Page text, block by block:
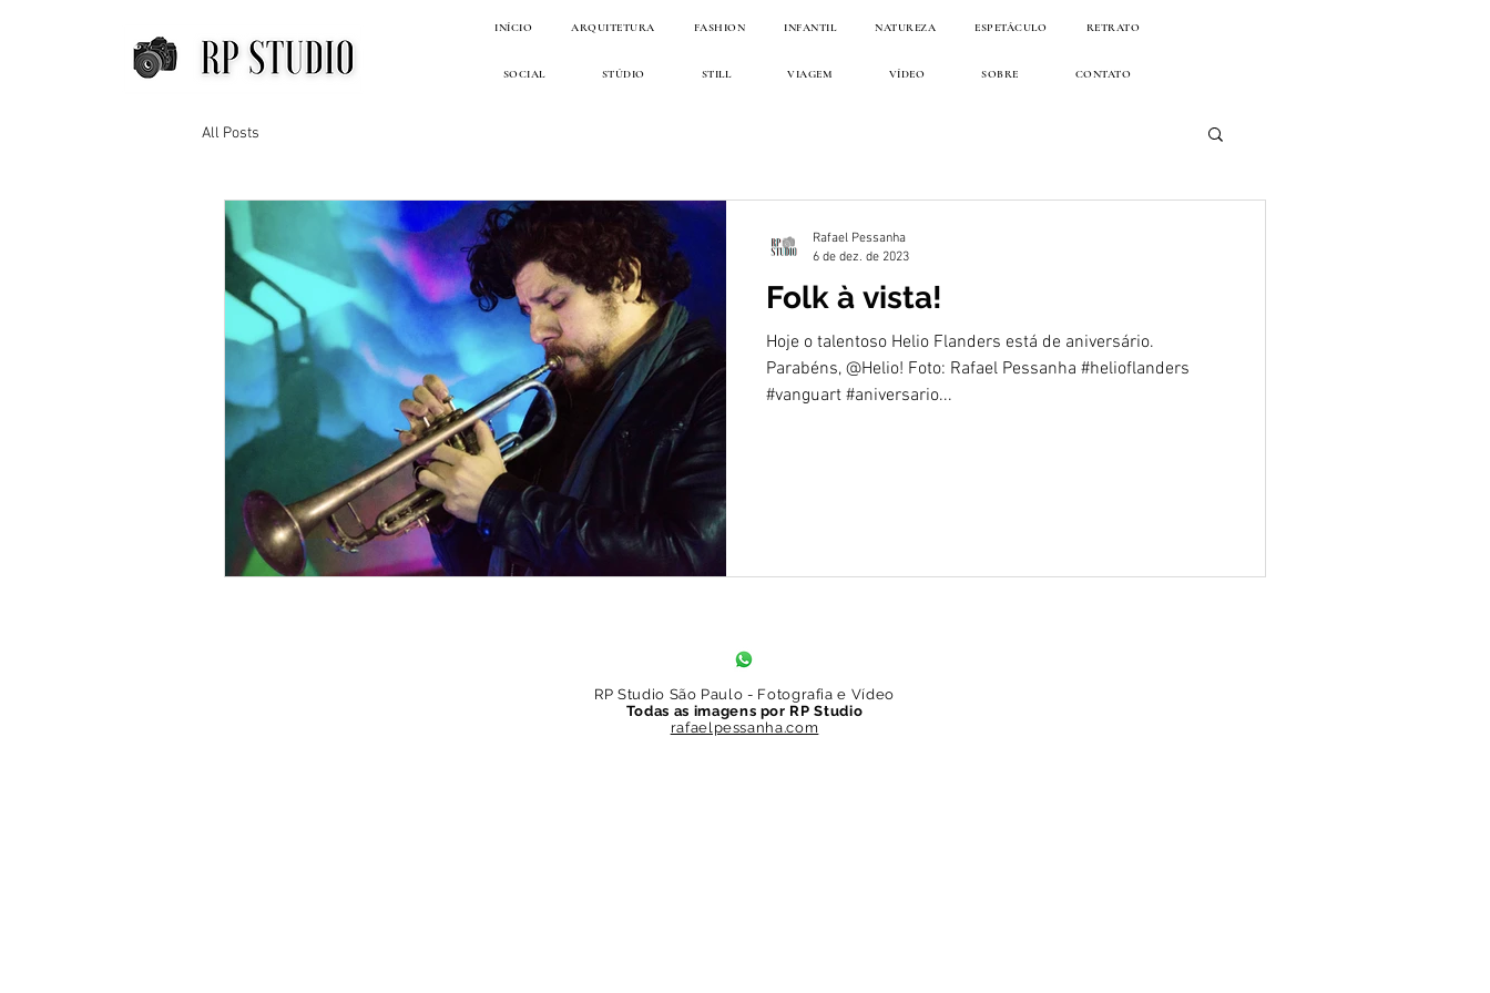
INÍCIO ARQUITETURA FASHION INFANTIL NATUREZA ESPETÁCULO RETRATO
SOCIAL STÚDIO STILL VIAGEM VÍDEO SOBRE CONTATO
All Posts
Folk à vista!
Hoje o talentoso Helio Flanders está de aniversário.
Parabéns, @Helio! Foto: Rafael Pessanha #helioflanders
#vanguart #aniversario...
Rafael Pessanha
6 de dez. de 2023
RP Studio São Paulo - Fotografia e Vídeo
Todas as imagens por RP Studio
rafaelpessanha.com